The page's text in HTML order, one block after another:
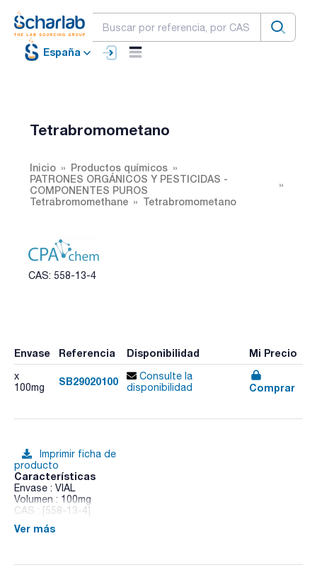
España
Tetrabromometano
Inicio
Productos químicos
PATRONES ORGÁNICOS Y PESTICIDAS -
COMPONENTES PUROS
Tetrabromomethane
Tetrabromometano
CAS: 558-13-4
Envase Referencia Disponibilidad Mi Precio
x
100mg
SB29020100
Consulte la
disponibilidad
Comprar
Imprimir ficha de
producto
Características
Envase : VIAL
Volumen : 100mg
CAS : [558-13-4]
Tetrabromomethane
Ver más